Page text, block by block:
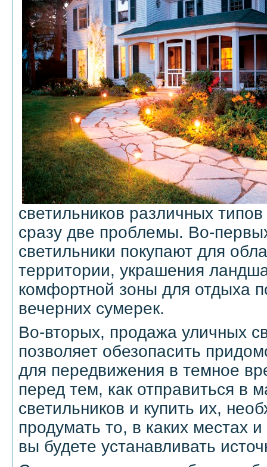
светильников различных
сразу две проблемы. Во-
светильники покупают для
территории, украшения
комфортной зоны для отдыха
вечерних сумерек.
Во-вторых, продажа уличных
позволяет обезопасить
для передвижения в темное
перед тем, как отправиться в
светильников и купить их,
продумать то, в каких местах
вы будете устанавливать